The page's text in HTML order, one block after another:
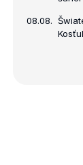
08.08.